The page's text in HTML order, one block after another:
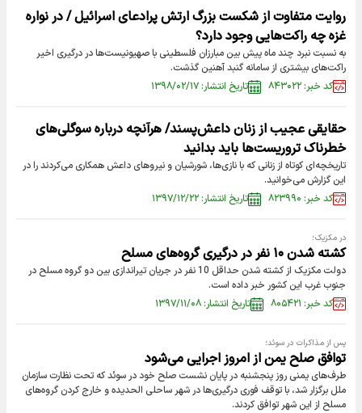
روایت متفاوت از شکست بزرگ ارتش پرادعای اسرائیل / در نواره
غزه چه راکت‌هایی وجود دارد؟
به نسبت نبرد چند ماه پیش بین مبارزان فلسطینی با صهیونیست‌ها در درگیری اخیر
راکت‌های بیشتری از سامانه گنبد آهنین گذشت.
کد خبر: ۸۴۳۰۲۲
تاریخ انتشار: ۱۳۹۸/۰۲/۱۷
حقایقی عجیب از زنان داعش‌پسند/ هرآنچه درباره سوگلی‌های
خطرناک تروریست‌ها باید بدانید
تاریخچه‌ای کوتاه از زنانی که با نازی‌ها، شورشیان و نیروهای داعش همکاری می‌کردند را در
این گزارش می‌خوانید.
کد خبر: ۸۲۳۹۹۰
تاریخ انتشار: ۱۳۹۷/۱۲/۲۲
در مکزیک؛
کشته شدن ۱۰ نفر در درگیری گروه‌های مسلح
دولت مکزیک از کشته شدن حداقل 10 نفر در جریان تیراندازی بین دو گروه مسلح در
جنوب غرب این کشور خبر داده است.
کد خبر: ۸۰۵۴۲۱
تاریخ انتشار: ۱۳۹۷/۱۱/۰۸
پس از مذاکرات در سوئد؛
توافق صلح یمن از امروز اجرایی می‌شود
طرف‌های یمنی روز پنجشنبه در پایان نشست صلح خود در سوئد که تحت نظارت سازمان
ملل برگزار شد، با توقف فوری درگیری‌ها در شهر ساحلی الحدیده و خارج کردن گروه‌های
مسلح از این شهر توافق کردند.